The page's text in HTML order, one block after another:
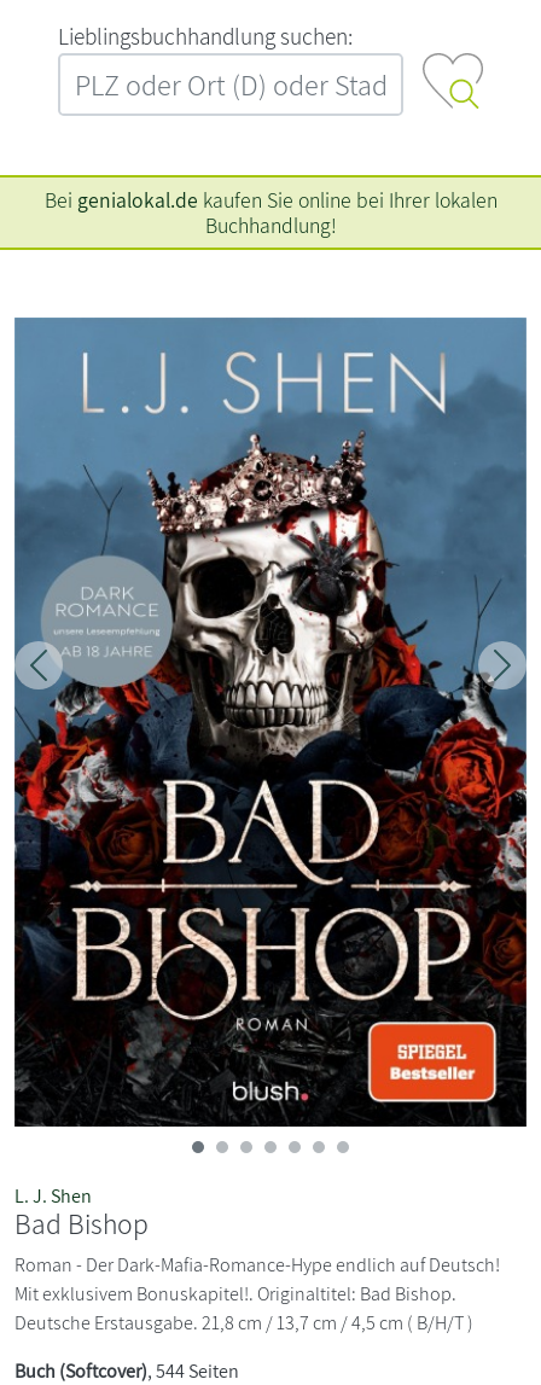
L‍i‍e‍b‍l‍i‍n‍g‍s‍b‍u‍c‍h‍h‍a‍n‍d‍l‍u‍n‍g‍ ‍s‍u‍c‍h‍e‍n‍:‍
Bei genialokal.de kaufen Sie online bei Ihrer lokalen
Buchhandlung!
Zurück
L. J. Shen
Bad Bishop
Roman - Der Dark-Mafia-Romance-Hype endlich auf Deutsch!
Mit exklusivem Bonuskapitel!. Originaltitel: Bad Bishop.
Deutsche Erstausgabe. 21,8 cm / 13,7 cm / 4,5 cm ( B/H/T )
Buch (Softcover), 544 Seiten